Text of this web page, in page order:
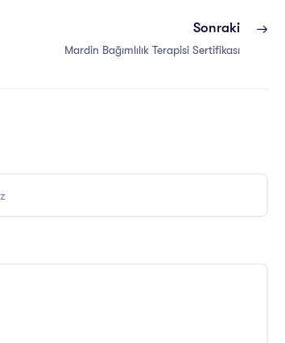
Sonraki
Mardin Bağımlılık Terapisi Sertifikası